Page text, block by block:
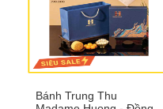
Bánh Trung Thu